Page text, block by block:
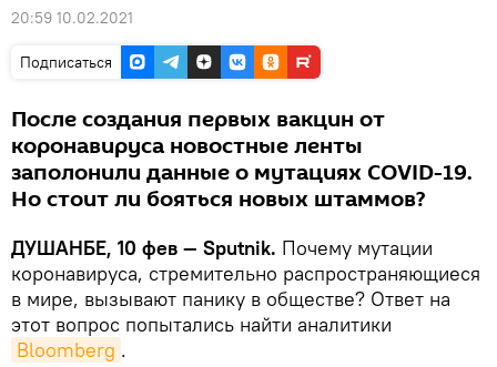
20:59 10.02.2021
Подписаться
После создания первых вакцин от
коронавируса новостные ленты
заполонили данные о мутациях COVID-19.
Но стоит ли бояться новых штаммов?
ДУШАНБЕ, 10 фев — Sputnik. Почему мутации
коронавируса, стремительно распространяющиеся
в мире, вызывают панику в обществе? Ответ на
этот вопрос попытались найти аналитики
Bloomberg .